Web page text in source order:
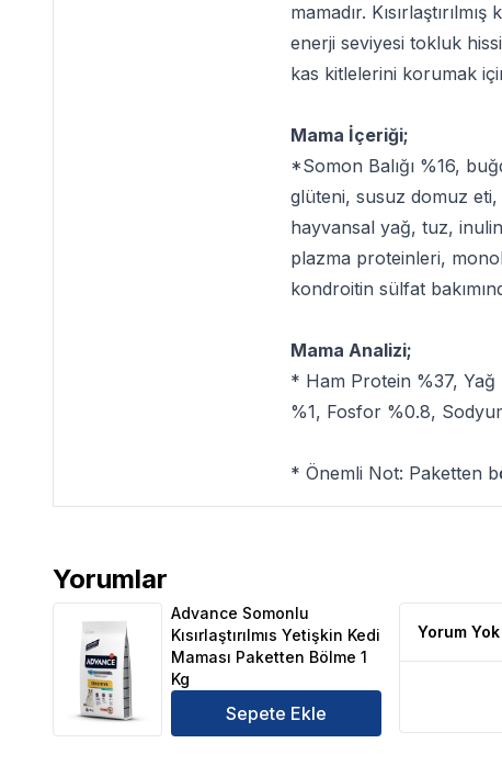
mamadır.
enerji seviyesi tokluk
kas kitlelerini korumak
Mama İçeriği;
*Somon Balığı %16,
glüteni, susuz domuz
hayvansal yağ, tuz,
plazma proteinleri,
kondroitin sülfat
Mama Analizi;
* Ham Protein %37,
%1, Fosfor %0.8,
* Önemli Not: Paketten
Yorumlar
Advance Somonlu Kısırlaştırılmıs Yetişkin Kedi
Advance Somonlu
Kısırlaştırılmıs Yetişkin Kedi
Maması Paketten Bölme 1
Kg
Sepete Ekle
Yorum Yok